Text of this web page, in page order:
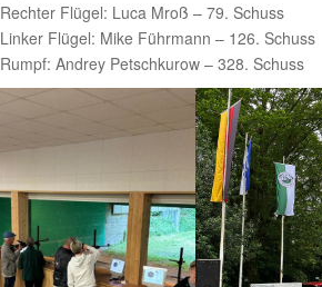
Rechter Flügel: Luca Mroß – 79. Schuss
Linker Flügel: Mike Führmann – 126. Schuss
Rumpf: Andrey Petschkurow – 328. Schuss